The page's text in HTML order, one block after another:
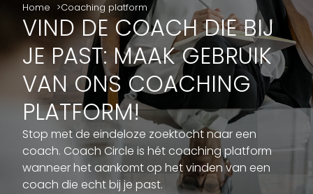
Home Coaching platform
VIND DE COACH DIE BIJ
JE PAST: MAAK GEBRUIK
VAN ONS COACHING
PLATFORM!
Stop met de eindeloze zoektocht naar een
coach. Coach Circle is hét coaching platform
wanneer het aankomt op het vinden van een
coach die echt bij je past.